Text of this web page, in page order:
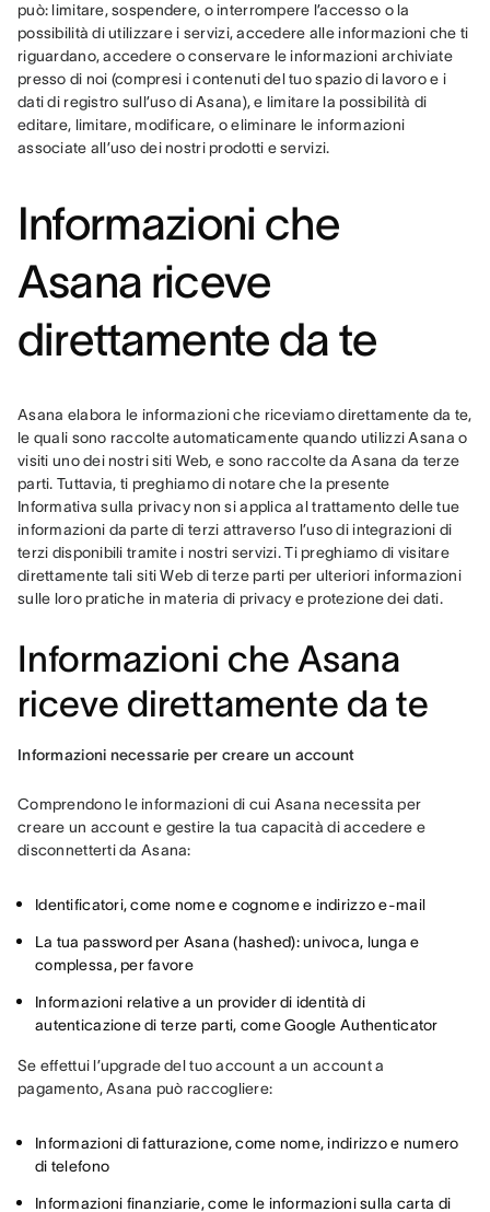
può: limitare, sospendere, o interrompere l’accesso o la
possibilità di utilizzare i servizi, accedere alle informazioni che ti
riguardano, accedere o conservare le informazioni archiviate
presso di noi (compresi i contenuti del tuo spazio di lavoro e i
dati di registro sull’uso di Asana), e limitare la possibilità di
editare, limitare, modificare, o eliminare le informazioni
associate all’uso dei nostri prodotti e servizi.
Informazioni che
Asana riceve
direttamente da te
Asana elabora le informazioni che riceviamo direttamente da te,
le quali sono raccolte automaticamente quando utilizzi Asana o
visiti uno dei nostri siti Web, e sono raccolte da Asana da terze
parti. Tuttavia, ti preghiamo di notare che la presente
Informativa sulla privacy non si applica al trattamento delle tue
informazioni da parte di terzi attraverso l’uso di integrazioni di
terzi disponibili tramite i nostri servizi. Ti preghiamo di visitare
direttamente tali siti Web di terze parti per ulteriori informazioni
sulle loro pratiche in materia di privacy e protezione dei dati.
Informazioni che Asana
riceve direttamente da te
Informazioni necessarie per creare un account
Comprendono le informazioni di cui Asana necessita per
creare un account e gestire la tua capacità di accedere e
disconnetterti da Asana:
Identificatori, come nome e cognome e indirizzo e-mail
La tua password per Asana (hashed): univoca, lunga e
complessa, per favore
Informazioni relative a un provider di identità di
autenticazione di terze parti, come Google Authenticator
Se effettui l’upgrade del tuo account a un account a
pagamento, Asana può raccogliere:
Informazioni di fatturazione, come nome, indirizzo e numero
di telefono
Informazioni finanziarie, come le informazioni sulla carta di